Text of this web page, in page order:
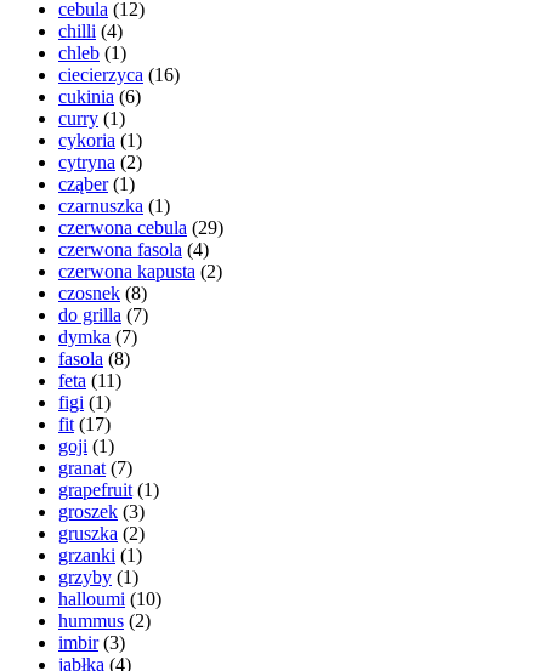
cebula (12)
chilli (4)
chleb (1)
ciecierzyca (16)
cukinia (6)
curry (1)
cykoria (1)
cytryna (2)
cząber(1)
czarnuszka (1)
czerwona cebula (29)
czerwona fasola (4)
czerwona kapusta (2)
czosnek (8)
do grilla (7)
dymka (7)
fasola (8)
feta (11)
figi (1)
fit (17)
goji (1)
granat (7)
grapefruit (1)
groszek (3)
gruszka (2)
grzanki (1)
grzyby (1)
halloumi (10)
hummus (2)
imbir(3)
jabłka (4)